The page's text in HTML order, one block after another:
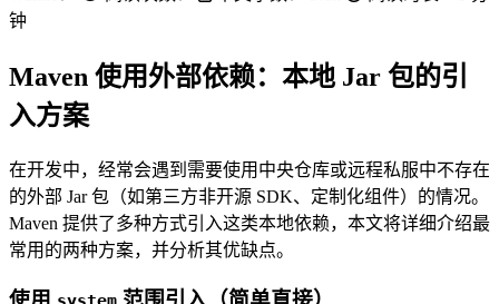
钟
Maven 使用外部依赖：本地 Jar 包的引
入方案
在开发中，经常会遇到需要使用中央仓库或远程私服中不存在
的外部 Jar 包（如第三方非开源 SDK、定制化组件）的情况。
Maven 提供了多种方式引入这类本地依赖，本文将详细介绍最
常用的两种方案，并分析其优缺点。